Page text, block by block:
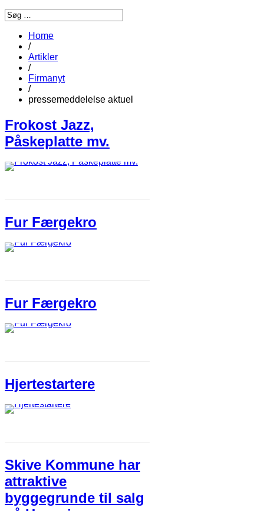
Home
/
Artikler
/
Firmanyt
/
pressemeddelelse aktuel
Frokost Jazz,
Påskeplatte mv.
Fur Færgekro
Fur Færgekro
Hjertestartere
Skive Kommune har
attraktive
byggegrunde til salg